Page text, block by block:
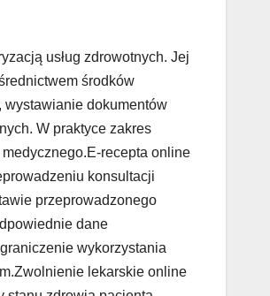
usług zdrowotnych. Jej
środków
wystawianie dokumentów
W praktyce zakres
recepta online
konsultacji
przeprowadzonego
dane
wykorzystania
lekarskie online